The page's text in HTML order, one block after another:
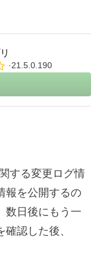
21.5.0.190
する変更ログ情
報を公開するの
数日後にもう一
認した後、